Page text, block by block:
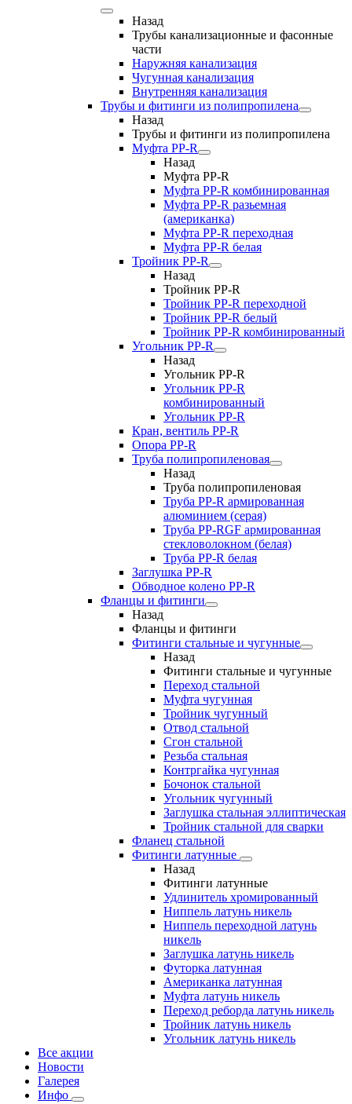
Назад
Трубы канализационные и фасонные
части
Наружняя канализация
Чугунная канализация
Внутренняя канализация
Трубы и фитинги из полипропилена
Назад
Трубы и фитинги из полипропилена
Муфта PP-R
Назад
Муфта PP-R
Муфта РР-R комбинированная
Муфта РР-R разьемная
(американка)
Муфта РР-R переходная
Муфта РР-R белая
Тройник PP-R
Назад
Тройник PP-R
Тройник РР-R переходной
Тройник РР-R белый
Тройник РР-R комбинированный
Угольник PP-R
Назад
Угольник PP-R
Угольник РР-R
комбинированный
Угольник РР-R
Кран, вентиль PP-R
Опора PP-R
Труба полипропиленовая
Назад
Труба полипропиленовая
Труба PP-R армированная
алюминием (серая)
Труба PP-RGF армированная
стекловолокном (белая)
Труба РР-R белая
Заглушка PP-R
Обводное колено PP-R
Фланцы и фитинги
Назад
Фланцы и фитинги
Фитинги стальные и чугунные
Назад
Фитинги стальные и чугунные
Переход стальной
Муфта чугунная
Тройник чугунный
Отвод стальной
Сгон стальной
Резьба стальная
Контргайка чугунная
Бочонок стальной
Угольник чугунный
Заглушка стальная эллиптическая
Тройник стальной для сварки
Фланец стальной
Фитинги латунные
Назад
Фитинги латунные
Удлинитель хромированный
Ниппель латунь никель
Ниппель переходной латунь
никель
Заглушка латунь никель
Футорка латунная
Американка латунная
Муфта латунь никель
Переход реборда латунь никель
Тройник латунь никель
Угольник латунь никель
Все акции
Новости
Галерея
Инфо